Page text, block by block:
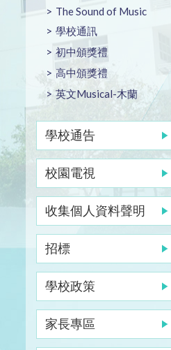
The Sound of Music
學校通訊
初中頒獎禮
高中頒獎禮
英文Musical-木蘭
學校通告
校園電視
收集個人資料聲明
招標
學校政策
家長專區